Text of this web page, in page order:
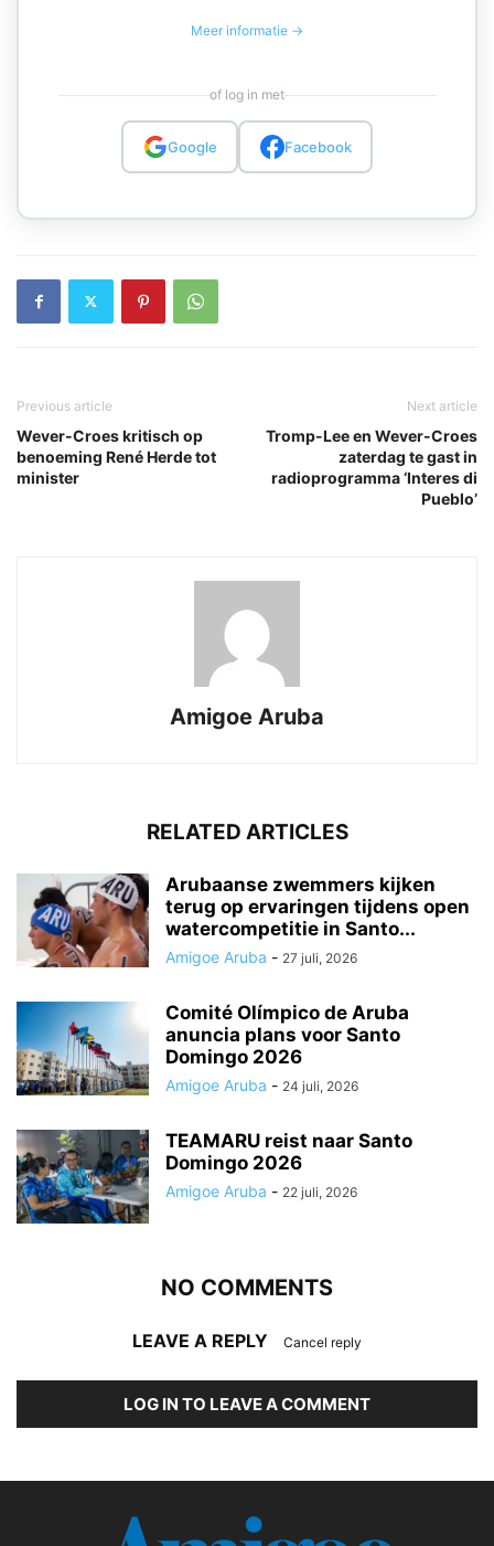
Meer informatie →
of log in met
Google Facebook
Previous article
Wever-Croes kritisch op
benoeming René Herde tot
minister
Next article
Tromp-Lee en Wever-Croes
zaterdag te gast in
radioprogramma ‘Interes di
Pueblo’
Amigoe Aruba
RELATED ARTICLES
Arubaanse zwemmers kijken
terug op ervaringen tijdens open
watercompetitie in Santo...
Amigoe Aruba - 27 juli, 2026
Comité Olímpico de Aruba
anuncia plans voor Santo
Domingo 2026
Amigoe Aruba - 24 juli, 2026
TEAMARU reist naar Santo
Domingo 2026
Amigoe Aruba - 22 juli, 2026
NO COMMENTS
LEAVE A REPLY Cancel reply
LOG IN TO LEAVE A COMMENT